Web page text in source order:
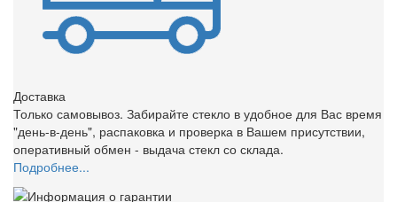
Доставка
Только самовывоз. Забирайте стекло в удобное для Вас время
"день-в-день", распаковка и проверка в Вашем присутствии,
оперативный обмен - выдача стекл со склада.
Подробнее...